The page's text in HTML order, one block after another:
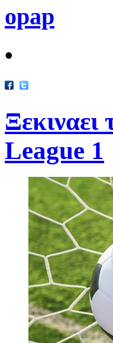
opap
•
League 1